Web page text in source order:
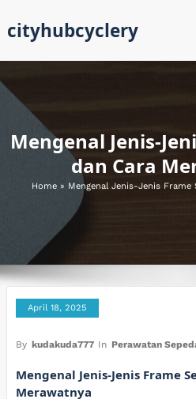
content
cityhubcyclery
Mengenal Jenis-
dan Cara
Home » Mengenal Jenis-Jenis Frame
April 18, 2025
By kudakuda777 In Perawatan
Mengenal Jenis-Jenis Frame
Merawatnya